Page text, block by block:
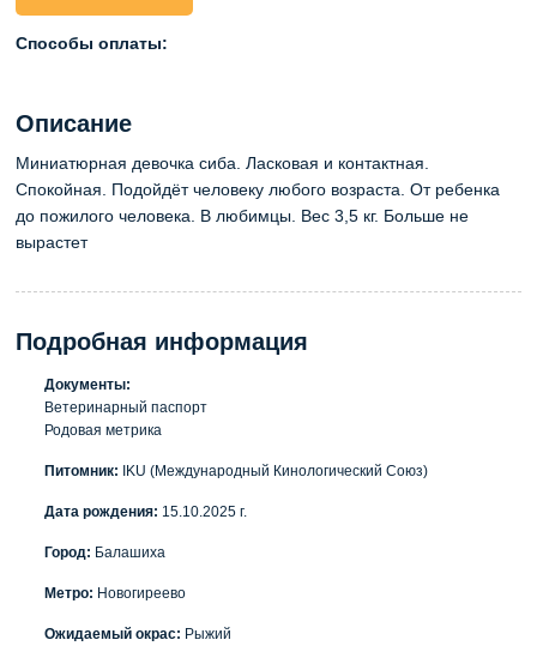
Способы оплаты:
Описание
Миниатюрная девочка сиба. Ласковая и контактная.
Спокойная. Подойдёт человеку любого возраста. От ребенка
до пожилого человека. В любимцы. Вес 3,5 кг. Больше не
вырастет
Подробная информация
Документы:
Ветеринарный паспорт
Родовая метрика
Питомник: IKU (Международный Кинологический Союз)
Дата рождения: 15.10.2025 г.
Город: Балашиха
Метро: Новогиреево
Ожидаемый окрас: Рыжий